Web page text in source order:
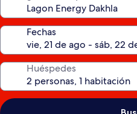
Fechas
Huéspedes